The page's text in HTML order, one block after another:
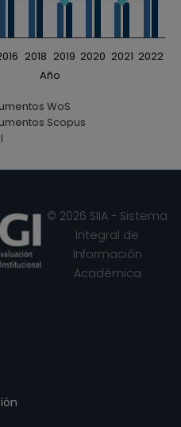
Año
WoS
Scopus
2018 2019 2020 2021 2022
© 2026 SIIA - Sistema
Integral de
Información
Académica